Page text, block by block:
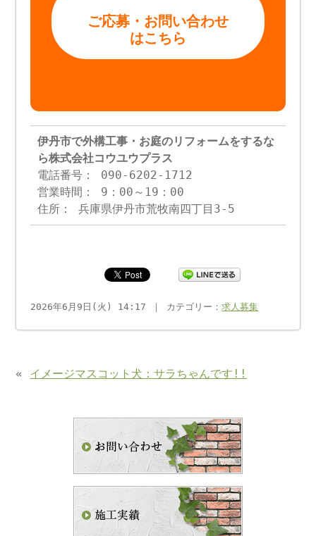
ご応募・お問い合わせ
はこちら
伊丹市で外構工事・お庭のリフォームをするな
ら株式会社コウユウプラス
電話番号： 090-6202-1712
営業時間： 9：00～19：00
住所： 兵庫県伊丹市荒牧南四丁目3-5
2026年6月9日(火) 14:17 ｜ カテゴリー：求人募集
« イメージマスコット犬：サラちゃんです!!